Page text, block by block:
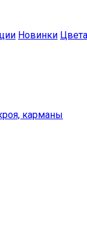
Новинки Цвета
карманы